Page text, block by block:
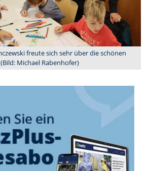
freute sich sehr über die schönen
Michael Rabenhofer)